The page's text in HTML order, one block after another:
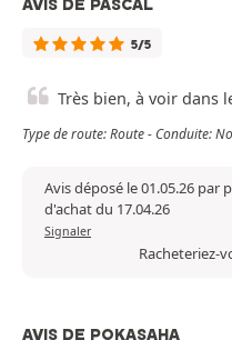
AVIS DE PASCAL
5/5
Très bien, à voir dans
Type de route: Route - Conduite:
Avis déposé le 01.05.26 par
d'achat du 17.04.26
Signaler
Racheteriez-
AVIS DE POKASAHA